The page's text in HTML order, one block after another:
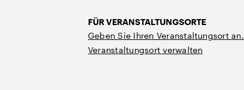
FÜR VERANSTALTUNGSORTE
Geben Sie Ihren Veranstaltungsort an.
Veranstaltungsort verwalten